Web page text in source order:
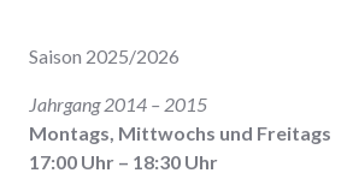
Saison 2025/2026
Jahrgang 2014 – 2015
Montags, Mittwochs und Freitags
17:00 Uhr – 18:30 Uhr